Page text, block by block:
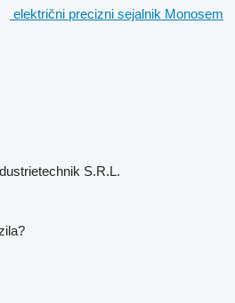
električni precizni sejalnik Monosem
S.R.L.